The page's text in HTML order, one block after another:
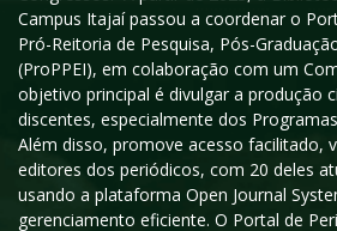
Campus Itajaí passou a coordenar o
Pró-Reitoria de Pesquisa, Pós-
(ProPPEI), em colaboração com um
objetivo principal é divulgar a produção
discentes, especialmente dos
Além disso, promove acesso facilitado,
editores dos periódicos, com 20 deles
usando a plataforma Open Journal
gerenciamento eficiente. O Portal de